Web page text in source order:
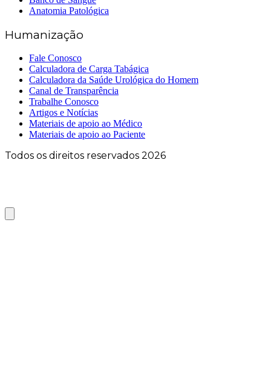
Anatomia Patológica
Humanização
Fale Conosco
Calculadora de Carga Tabágica
Calculadora da Saúde Urológica do Homem
Canal de Transparência
Trabalhe Conosco
Artigos e Notícias
Materiais de apoio ao Médico
Materiais de apoio ao Paciente
Todos os direitos reservados 2026